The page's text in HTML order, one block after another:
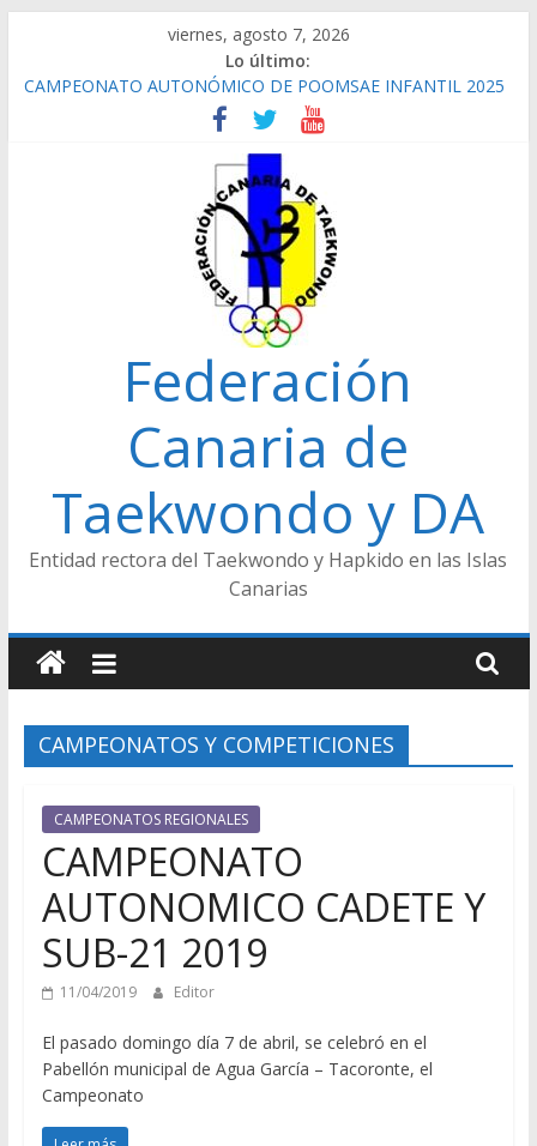
contenido
viernes, agosto 7, 2026
Lo último:
CAMPEONATO AUTONÓMICO DE POOMSAE INFANTIL 2025
REPETICIÓN ELECCIONES 2022
CAMPEONATO AUTONÓMICO CADETE 2026 GANADORES
CAMPEONATO AUTONÓMICO JUNIOR 24/01/2026
CAMPEONATO AUTONÓMICO SENIOR 2025
Federación
Canaria de
Taekwondo y DA
Entidad rectora del Taekwondo y Hapkido en las Islas
Canarias
CAMPEONATOS Y COMPETICIONES
CAMPEONATOS REGIONALES
CAMPEONATO
AUTONOMICO CADETE Y
SUB-21 2019
11/04/2019 Editor
El pasado domingo día 7 de abril, se celebró en el
Pabellón municipal de Agua García – Tacoronte, el
Campeonato